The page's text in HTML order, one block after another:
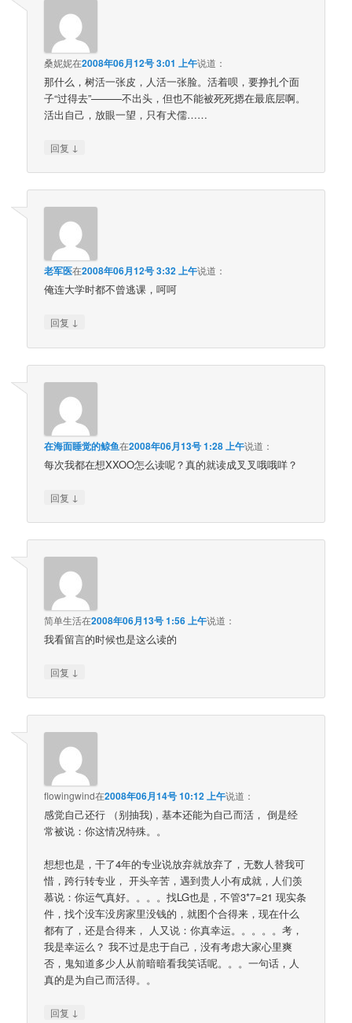
桑妮妮在2008年06月12号 3:01 上午说道：
那什么，树活一张皮，人活一张脸。活着呗，要挣扎个面
子“过得去”———不出头，但也不能被死死摁在最底层啊。
活出自己，放眼一望，只有犬儒……
回复 ↓
老军医在2008年06月12号 3:32 上午说道：
俺连大学时都不曾逃课，呵呵
回复 ↓
在海面睡觉的鲸鱼在2008年06月13号 1:28 上午说道：
每次我都在想XXOO怎么读呢？真的就读成叉叉哦哦咩？
回复 ↓
简单生活在2008年06月13号 1:56 上午说道：
我看留言的时候也是这么读的
回复 ↓
flowingwind在2008年06月14号 10:12 上午说道：
感觉自己还行 （别抽我) , 基本还能为自己而活， 倒是经
常被说：你这情况特殊。。
想想也是，干了4年的专业说放弃就放弃了，无数人替我可
惜，跨行转专业， 开头辛苦，遇到贵人小有成就，人们羡
慕说：你运气真好。。。。找LG也是，不管3*7=21 现实条
件，找个没车没房家里没钱的，就图个合得来，现在什么
都有了，还是合得来， 人又说：你真幸运。。。。。考，
我是幸运么？ 我不过是忠于自己，没有考虑大家心里爽
否，鬼知道多少人从前暗暗看我笑话呢。。。一句话，人
真的是为自己而活得。。
回复 ↓